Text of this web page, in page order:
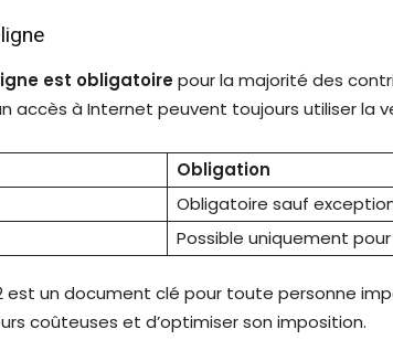
est obligatoirepour la majorité des
accès à Internet peuvent toujours utiliser la
Obligation
Obligatoire sauf
Possible uniquement
est un document clé pour toute personne
coûteuses et d’optimiser son imposition.